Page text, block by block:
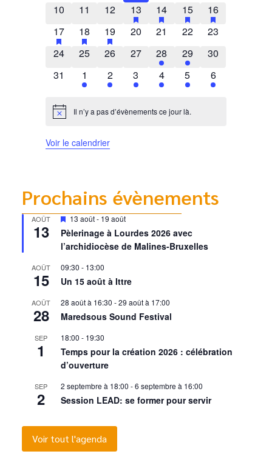
0 évènements
10 0 évènements
11 0 évènements
12 1 évènement
13has featured évènements
1 évènement
14has featured évènements
2 évènements
15has featured
1 évènement
16has featured
1 évènement
17has featured évènements
1 évènement
18has featured évènements
1 évènement
19has featured évènements
0 évènements
20 0 évènements
21 0 évènements
22 0 évènements
23
0 évènements
24 0 évènements
25 0 évènements
26 0 évènements
27 1 évènement
28 1 évènement
29 0 évènements
30
0 évènements
31 1 évènement
1 1 évènement
2 2 évènements
3 1 évènement
4 1 évènement
5 1 évènement
6
Notice Il n’y a pas d’évènements ce jour là.
Voir le calendrier
Prochains évènements
AOÛT
13
Mis
en
avant
13 août- 19 août
Pèlerinage à Lourdes 2026 avec
l’archidiocèse de Malines-Bruxelles
AOÛT
15
09:30 - 13:00
Un 15 août à Ittre
AOÛT
28
28 août à 16:30 -29 août à 17:00
Maredsous Sound Festival
SEP
1
18:00 - 19:30
Temps pour la création 2026 : célébration
d’ouverture
SEP
2
2 septembre à 18:00 -6 septembre à 16:00
Session LEAD: se former pour servir
Voir tout l'agenda